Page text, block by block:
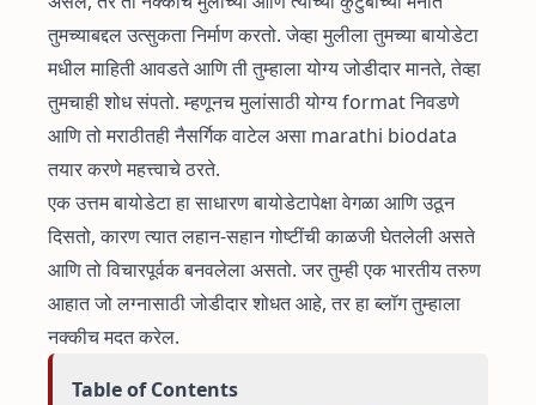
तुमच्याबद्दल उत्सुकता निर्माण करतो. जेव्हा मुलीला तुमच्या बायोडेटा
मधील माहिती आवडते आणि ती तुम्हाला योग्य जोडीदार मानते, तेव्हा
तुमचाही शोध संपतो. म्हणूनच मुलांसाठी योग्य format निवडणे
आणि तो मराठीतही नैसर्गिक वाटेल असा marathi biodata
तयार करणे महत्त्वाचे ठरते.
एक उत्तम बायोडेटा हा साधारण बायोडेटापेक्षा वेगळा आणि उठून
दिसतो, कारण त्यात लहान-सहान गोष्टींची काळजी घेतलेली असते
आणि तो विचारपूर्वक बनवलेला असतो. जर तुम्ही एक भारतीय तरुण
आहात जो लग्नासाठी जोडीदार शोधत आहे, तर हा ब्लॉग तुम्हाला
नक्कीच मदत करेल.
Table of Contents